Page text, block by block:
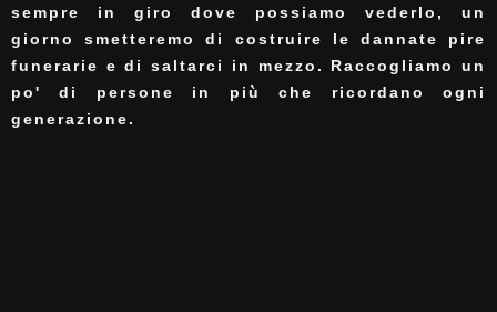
sempre in giro dove possiamo vederlo, un
giorno smetteremo di costruire le dannate pire
funerarie e di saltarci in mezzo. Raccogliamo un
po' di persone in più che ricordano ogni
generazione.